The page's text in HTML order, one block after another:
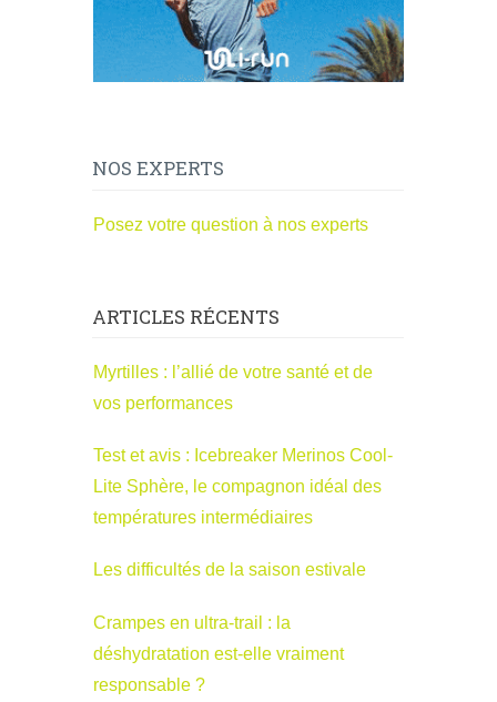
NOS EXPERTS
Posez votre question à nos experts
ARTICLES RÉCENTS
Myrtilles : l’allié de votre santé et de
vos performances
Test et avis : Icebreaker Merinos Cool-
Lite Sphère, le compagnon idéal des
températures intermédiaires
Les difficultés de la saison estivale
Crampes en ultra-trail : la
déshydratation est-elle vraiment
responsable ?